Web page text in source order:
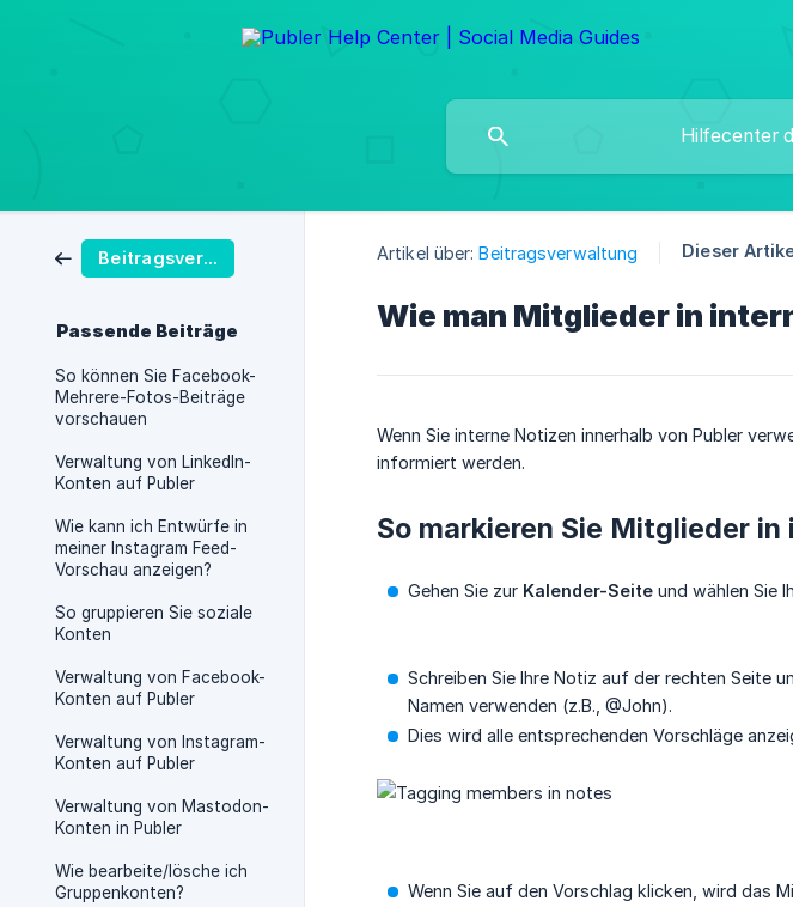
Beitragsverwaltung
Passende Beiträge
So können Sie Facebook-
Mehrere-Fotos-Beiträge
vorschauen
Verwaltung von LinkedIn-
Konten auf Publer
Wie kann ich Entwürfe in
meiner Instagram Feed-
Vorschau anzeigen?
So gruppieren Sie soziale
Konten
Verwaltung von Facebook-
Konten auf Publer
Verwaltung von Instagram-
Konten auf Publer
Verwaltung von Mastodon-
Konten in Publer
Wie bearbeite/lösche ich
Gruppenkonten?
Artikel über: Beitragsverwaltung Dieser
Wie man Mitglieder in
Wenn Sie interne Notizen innerhalb von Publer
informiert werden.
So markieren Sie Mitglieder
Gehen Sie zur Kalender-Seite und wählen Sie
Schreiben Sie Ihre Notiz auf der rechten Seite
Namen verwenden (z.B., @John).
Dies wird alle entsprechenden Vorschläge
Wenn Sie auf den Vorschlag klicken, wird das